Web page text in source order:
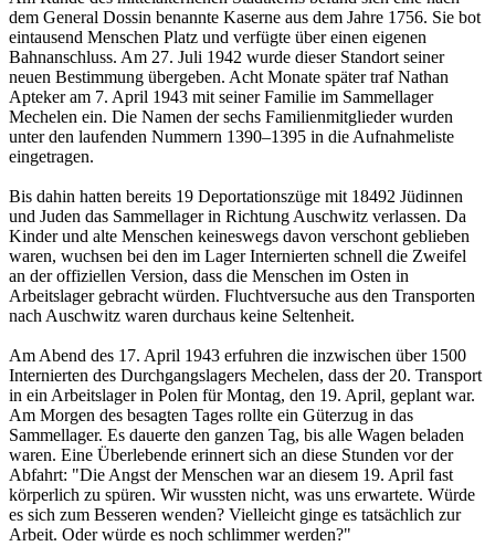
dem General Dossin benannte Kaserne aus dem Jahre 1756. Sie bot
eintausend Menschen Platz und verfügte über einen eigenen
Bahnanschluss. Am 27. Juli 1942 wurde dieser Standort seiner
neuen Bestimmung übergeben. Acht Monate später traf Nathan
Apteker am 7. April 1943 mit seiner Familie im Sammellager
Mechelen ein. Die Namen der sechs Familienmitglieder wurden
unter den laufenden Nummern 1390–1395 in die Aufnahmeliste
eingetragen.
Bis dahin hatten bereits 19 Deportationszüge mit 18492 Jüdinnen
und Juden das Sammellager in Richtung Auschwitz verlassen. Da
Kinder und alte Menschen keineswegs davon verschont geblieben
waren, wuchsen bei den im Lager Internierten schnell die Zweifel
an der offiziellen Version, dass die Menschen im Osten in
Arbeitslager gebracht würden. Fluchtversuche aus den Transporten
nach Auschwitz waren durchaus keine Seltenheit.
Am Abend des 17. April 1943 erfuhren die inzwischen über 1500
Internierten des Durchgangslagers Mechelen, dass der 20. Transport
in ein Arbeitslager in Polen für Montag, den 19. April, geplant war.
Am Morgen des besagten Tages rollte ein Güterzug in das
Sammellager. Es dauerte den ganzen Tag, bis alle Wagen beladen
waren. Eine Überlebende erinnert sich an diese Stunden vor der
Abfahrt: "Die Angst der Menschen war an diesem 19. April fast
körperlich zu spüren. Wir wussten nicht, was uns erwartete. Würde
es sich zum Besseren wen­den? Vielleicht ginge es tatsächlich zur
Arbeit. Oder würde es noch schlimmer werden?"